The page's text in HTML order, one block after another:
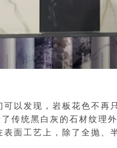
以发现，岩板花色不再
传统黑白灰的石材纹理外
面工艺上，除了全抛、